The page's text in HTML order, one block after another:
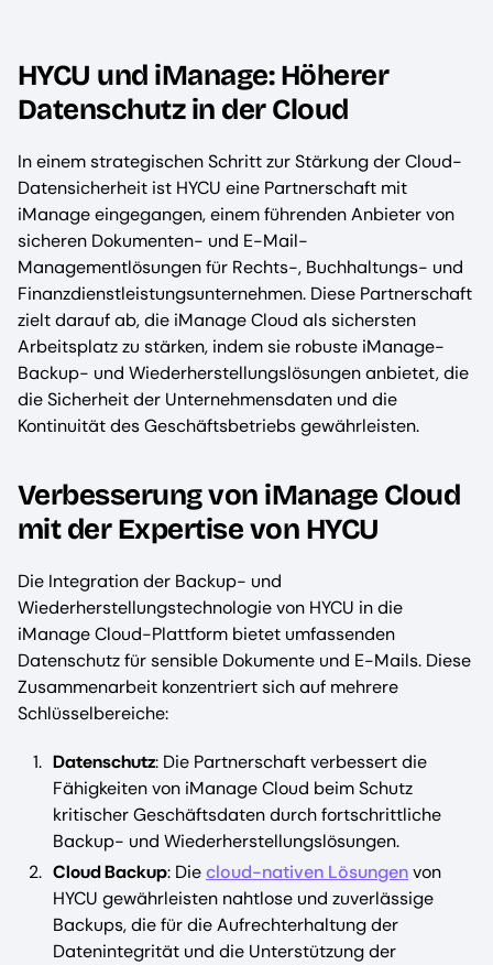
HYCU und iManage: Höherer
Datenschutz in der Cloud
In einem strategischen Schritt zur Stärkung der Cloud-
Datensicherheit ist HYCU eine Partnerschaft mit
iManage eingegangen, einem führenden Anbieter von
sicheren Dokumenten- und E-Mail-
Managementlösungen für Rechts-, Buchhaltungs- und
Finanzdienstleistungsunternehmen. Diese Partnerschaft
zielt darauf ab, die iManage Cloud als sichersten
Arbeitsplatz zu stärken, indem sie robuste iManage-
Backup- und Wiederherstellungslösungen anbietet, die
die Sicherheit der Unternehmensdaten und die
Kontinuität des Geschäftsbetriebs gewährleisten.
Verbesserung von iManage Cloud
mit der Expertise von HYCU
Die Integration der Backup- und
Wiederherstellungstechnologie von HYCU in die
iManage Cloud-Plattform bietet umfassenden
Datenschutz für sensible Dokumente und E-Mails. Diese
Zusammenarbeit konzentriert sich auf mehrere
Schlüsselbereiche:
Datenschutz: Die Partnerschaft verbessert die
Fähigkeiten von iManage Cloud beim Schutz
kritischer Geschäftsdaten durch fortschrittliche
Backup- und Wiederherstellungslösungen.
Cloud Backup: Diecloud-nativen Lösungenvon
HYCU gewährleisten nahtlose und zuverlässige
Backups, die für die Aufrechterhaltung der
Datenintegrität und die Unterstützung der